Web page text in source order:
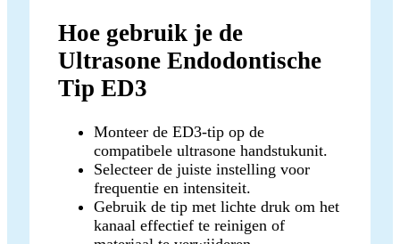
Hoe gebruik je de
Ultrasone Endodontische
Tip ED3
Monteer de ED3-tip op de
compatibele ultrasone handstukunit.
Selecteer de juiste instelling voor
frequentie en intensiteit.
Gebruik de tip met lichte druk om het
kanaal effectief te reinigen of